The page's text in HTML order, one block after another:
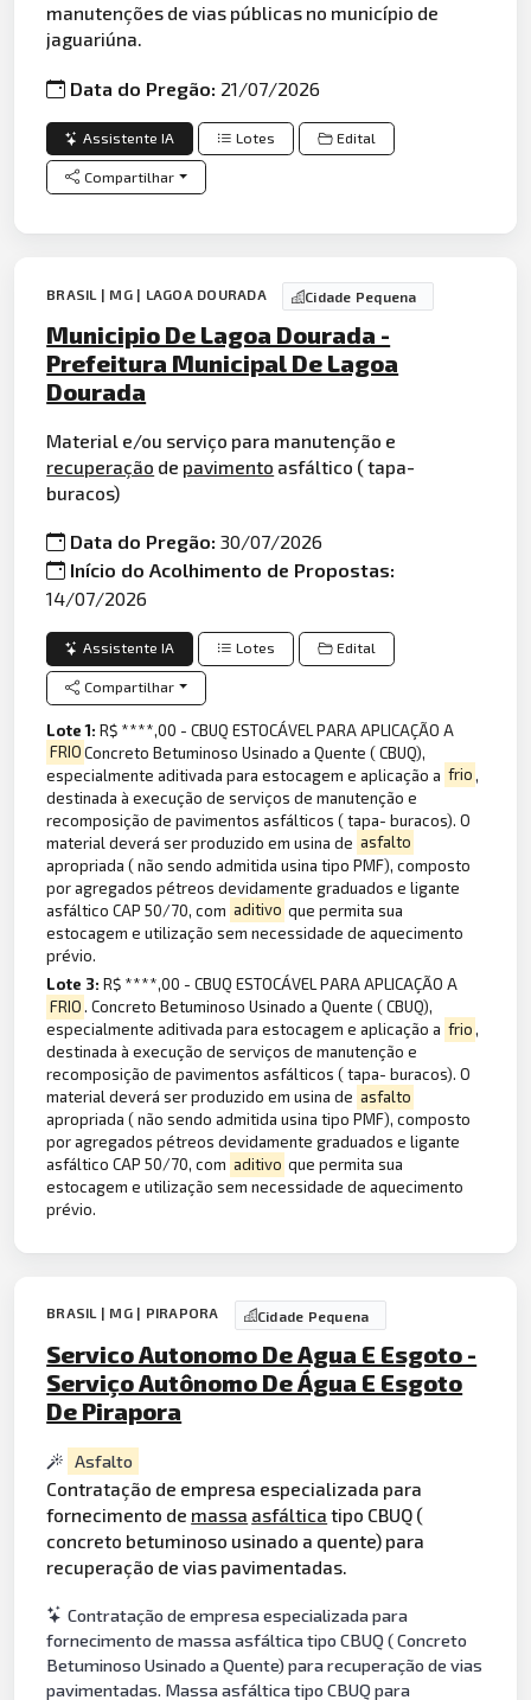
manutenções de vias públicas no município de
jaguariúna.
Data do Pregão: 21/07/2026
Assistente IA Lotes Edital
Compartilhar
BRASIL | MG | LAGOA DOURADA Cidade Pequena
Municipio De Lagoa Dourada -
Prefeitura Municipal De Lagoa
Dourada
Material e/ou serviço para manutenção e
recuperação de pavimento asfáltico ( tapa-
buracos)
Data do Pregão:30/07/2026
Início do Acolhimento de Propostas:
14/07/2026
Assistente IA Lotes Edital
Compartilhar
Lote 1:R$ ****,00 - CBUQ ESTOCÁVEL PARA APLICAÇÃO A
FRIOConcreto Betuminoso Usinado a Quente ( CBUQ),
especialmente aditivada para estocagem e aplicação a frio,
destinada à execução de serviços de manutenção e
recomposição de pavimentos asfálticos ( tapa- buracos). O
material deverá ser produzido em usina de asfalto
apropriada ( não sendo admitida usina tipo PMF), composto
por agregados pétreos devidamente graduados e ligante
asfáltico CAP 50/70, com aditivo que permita sua
estocagem e utilização sem necessidade de aquecimento
prévio.
Lote 3:R$ ****,00 - CBUQ ESTOCÁVEL PARA APLICAÇÃO A
FRIO. Concreto Betuminoso Usinado a Quente ( CBUQ),
especialmente aditivada para estocagem e aplicação a frio,
destinada à execução de serviços de manutenção e
recomposição de pavimentos asfálticos ( tapa- buracos). O
material deverá ser produzido em usina de asfalto
apropriada ( não sendo admitida usina tipo PMF), composto
por agregados pétreos devidamente graduados e ligante
asfáltico CAP 50/70, com aditivo que permita sua
estocagem e utilização sem necessidade de aquecimento
prévio.
BRASIL | MG | PIRAPORA Cidade Pequena
Servico Autonomo De Agua E Esgoto -
Serviço Autônomo De Água E Esgoto
De Pirapora
Asfalto
Contratação de empresa especializada para
fornecimento de massa asfáltica tipo CBUQ (
concreto betuminoso usinado a quente) para
recuperação de vias pavimentadas.
Contratação de empresa especializada para
fornecimento de massa asfáltica tipo CBUQ ( Concreto
Betuminoso Usinado a Quente) para recuperação de vias
pavimentadas. Massa asfáltica tipo CBUQ para